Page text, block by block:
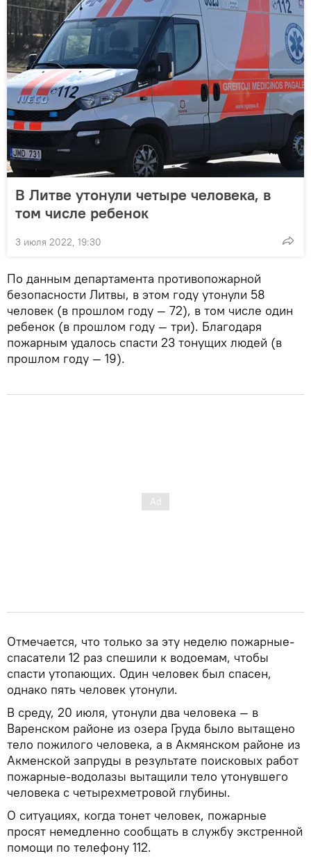
В Литве утонули четыре человека, в
том числе ребенок
3 июля 2022, 19:30
По данным департамента противопожарной
безопасности Литвы, в этом году утонули 58
человек (в прошлом году — 72), в том числе один
ребенок (в прошлом году — три). Благодаря
пожарным удалось спасти 23 тонущих людей (в
прошлом году — 19).
Отмечается, что только за эту неделю пожарные-
спасатели 12 раз спешили к водоемам, чтобы
спасти утопающих. Один человек был спасен,
однако пять человек утонули.
В среду, 20 июля, утонули два человека — в
Варенском районе из озера Груда было вытащено
тело пожилого человека, а в Акмянском районе из
Акменской запруды в результате поисковых работ
пожарные-водолазы вытащили тело утонувшего
человека с четырехметровой глубины.
О ситуациях, когда тонет человек, пожарные
просят немедленно сообщать в службу экстренной
помощи по телефону 112.